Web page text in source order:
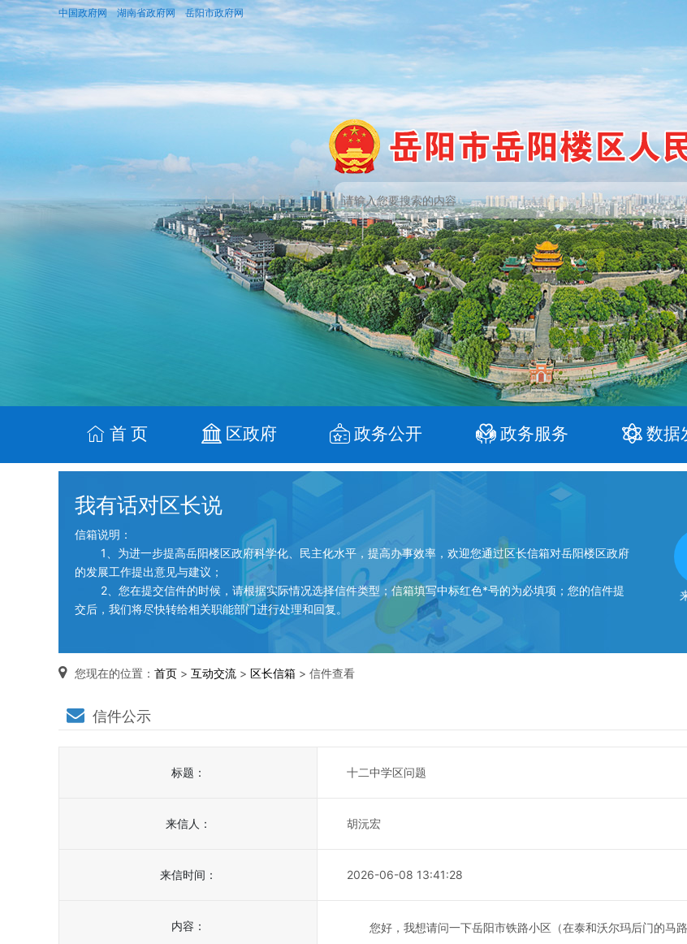
中国政府网 湖南省政府网 岳阳市政府网
首 页 区政府 政务公开 政务服务 数据
我有话对区长说
信箱说明：
1、为进一步提高岳阳楼区政府科学化、民主化水平，提高办事效率，欢迎您通过区长信箱对岳阳楼区政府
的发展工作提出意见与建议；
2、您在提交信件的时候，请根据实际情况选择信件类型；信箱填写中标红色*号的为必填项；您的信件提
交后，我们将尽快转给相关职能部门进行处理和回复。
您现在的位置： 首页 > 互动交流 > 区长信箱 > 信件查看
信件公示
标题： 十二中学区问题
来信人： 胡沅宏
来信时间： 2026-06-08 13:41:28
内容： 您好，我想请问一下岳阳市铁路小区（在泰和沃尔玛后门的马